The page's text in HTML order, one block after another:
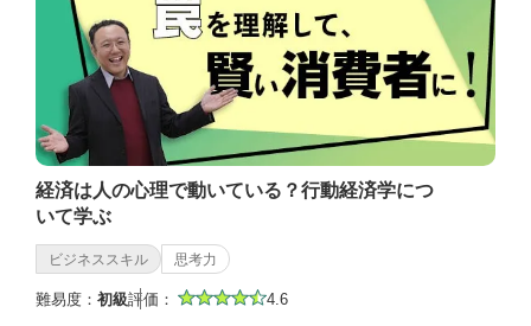
経済は人の心理で動いている？行動経済学につ
いて学ぶ
ビジネススキル 思考力
難易度： 初級評価： 4.6